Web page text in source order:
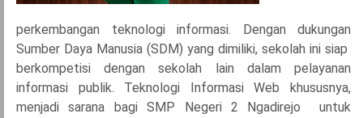
perkembangan teknologi informasi. Dengan dukungan
Sumber Daya Manusia (SDM) yang dimiliki, sekolah ini siap
berkompetisi dengan sekolah lain dalam pelayanan
informasi publik. Teknologi Informasi Web khususnya,
menjadi sarana bagi SMP Negeri 2 Ngadirejo untuk